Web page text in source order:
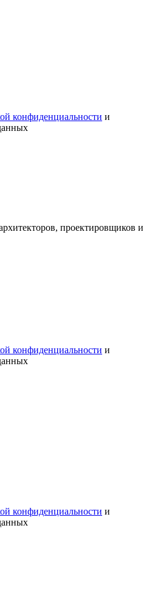
конфиденциальности и
проектировщиков и
конфиденциальности и
конфиденциальности и